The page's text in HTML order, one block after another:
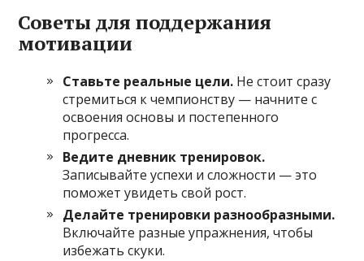
Советы для поддержания
мотивации
Ставьте реальные цели. Не стоит сразу
стремиться к чемпионству — начните с
освоения основы и постепенного
прогресса.
Ведите дневник тренировок.
Записывайте успехи и сложности — это
поможет увидеть свой рост.
Делайте тренировки разнообразными.
Включайте разные упражнения, чтобы
избежать скуки.